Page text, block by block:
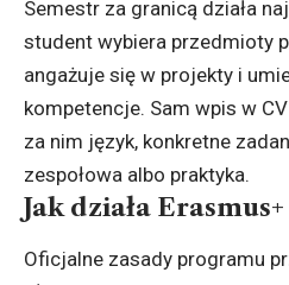
Semestr za granicą działa
student wybiera przedmioty
angażuje się w projekty i
kompetencje. Sam wpis w
za nim język, konkretne
zespołowa albo praktyka.
Jak działa
Oficjalne zasady programu